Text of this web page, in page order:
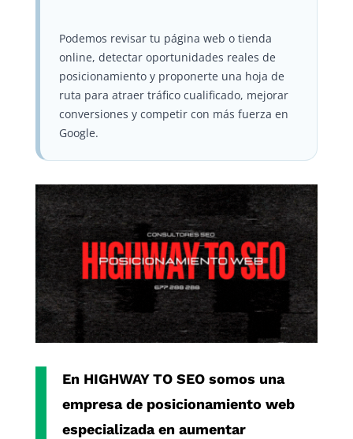
Podemos revisar tu página web o tienda
online, detectar oportunidades reales de
posicionamiento y proponerte una hoja de
ruta para atraer tráfico cualificado, mejorar
conversiones y competir con más fuerza en
Google.
En HIGHWAY TO SEOsomos una
empresa de posicionamiento web
especializada en aumentar